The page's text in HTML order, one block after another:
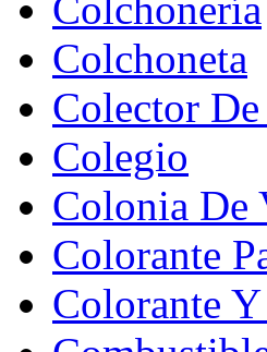
Colchoneta
Colector
Colegio
Colonia De
Colorante
Colorante